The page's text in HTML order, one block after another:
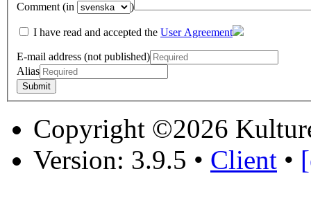
Comment (in )
I have read and accepted the User Agreement
E-mail address (not published)
Alias
Copyright ©2026
Version: 3.9.5 • Client •